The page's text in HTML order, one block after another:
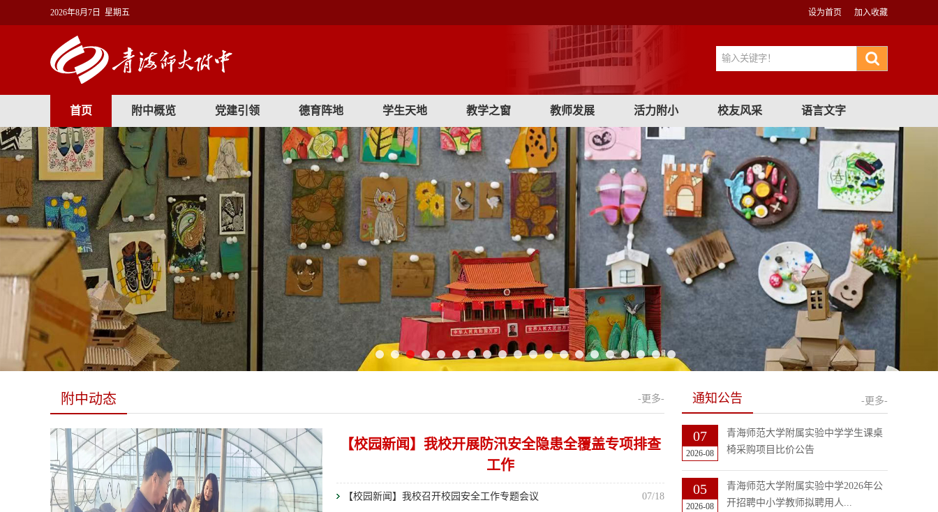
2026年8月7日 星期五 设为首页 加入收藏
首页 附中概览 党建引领 德育阵地 学生天地 教学之窗 教师发展 活力附小 校友风采 语言文字
附中动态 -更多-
【校园新闻】我校开展防汛安全隐患全覆盖专项排查
工作
【校园新闻】我校召开校园安全工作专题会议 07/18
通知公告
07
2026-08
青海师范大学附属实验中学学生课桌
椅采购项目比价公告
05
2026-08
青海师范大学附属实验中学2026年公
开招聘中小学教师拟聘用人...
-更多-